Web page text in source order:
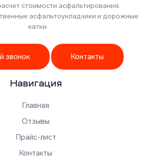
стоимости асфальтирования.
асфальтоукладчики и дорожные
катки.
звонок Контакты
Навигация
Главная
Отзывы
Прайс-лист
Контакты